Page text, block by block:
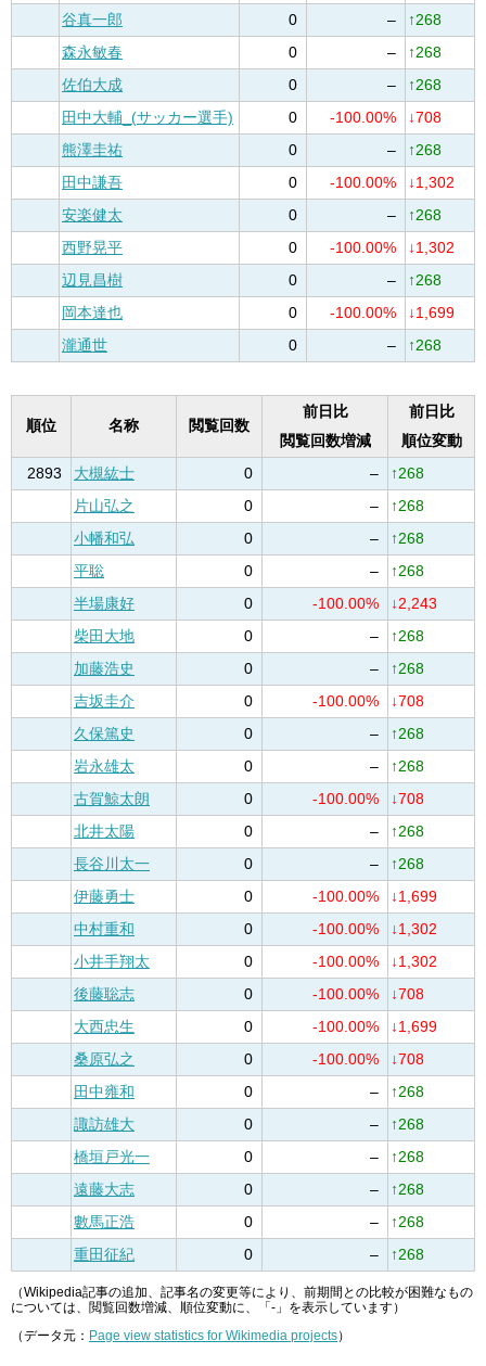
谷真一郎
0 –
↑268
森永敏春
0 –
↑268
佐伯大成
0 –
↑268
田中大輔_(サッカー選手)
0 -100.00%
↓708
熊澤圭祐
0 –
↑268
田中謙吾
0 -100.00%
↓1,302
安楽健太
0 –
↑268
西野晃平
0 -100.00%
↓1,302
辺見昌樹
0 –
↑268
岡本達也
0 -100.00%
↓1,699
瀧通世
0 – ↑268
順位 名称 閲覧回数
前日比
閲覧回数増減
前日比
順位変動
2893
大槻紘士 0 –
↑268
片山弘之
0 –
↑268
小幡和弘
0 –
↑268
平聡
0 –
↑268
半場康好
0 -100.00%
↓2,243
柴田大地
0 –
↑268
加藤浩史
0 –
↑268
吉坂圭介
0 -100.00%
↓708
久保篤史
0 –
↑268
岩永雄太
0 –
↑268
古賀鯨太朗
0 -100.00%
↓708
北井太陽
0 –
↑268
長谷川太一
0 –
↑268
伊藤勇士
0 -100.00%
↓1,699
中村重和
0 -100.00%
↓1,302
小井手翔太
0 -100.00%
↓1,302
後藤聡志
0 -100.00%
↓708
大西忠生
0 -100.00%
↓1,699
桑原弘之
0 -100.00%
↓708
田中雍和
0 –
↑268
諏訪雄大
0 –
↑268
橋垣戸光一
0 –
↑268
遠藤大志
0 –
↑268
數馬正浩
0 –
↑268
重田征紀
0 – ↑268
（Wikipedia記事の追加、記事名の変更等により、前期間との比較が困難なもの
については、閲覧回数増減、順位変動に、「-」を表示しています）
（データ元： Page view statistics for Wikimedia projects）